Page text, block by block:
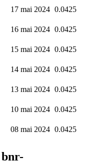
17 mai 2024 0.0425
16 mai 2024 0.0425
15 mai 2024 0.0425
14 mai 2024 0.0425
13 mai 2024 0.0425
10 mai 2024 0.0425
08 mai 2024 0.0425
bnr-